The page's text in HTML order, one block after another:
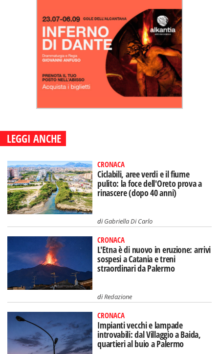
LEGGI ANCHE
CRONACA
Ciclabili, aree verdi e il fiume
pulito: la foce dell'Oreto prova a
rinascere (dopo 40 anni)
diGabriella Di Carlo
CRONACA
L'Etna è di nuovo in eruzione: arrivi
sospesi a Catania e treni
straordinari da Palermo
diRedazione
CRONACA
Impianti vecchi e lampade
introvabili: dal Villaggio a Baida,
quartieri al buio a Palermo